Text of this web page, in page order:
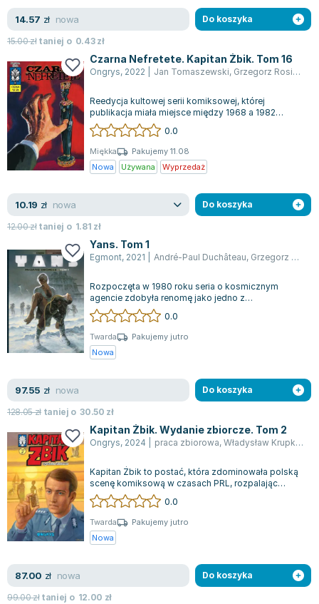
Oscar Wilde
Małgorzata Ohme
Maddie Ziegler
Leszek Czarnecki
Joanna Racewicz
Maria Seweryn
Janina Zającówna
Eric Helms
Agnieszka Maciąg
Barbara Wrzesińska
Terry Pratchett
Virginia Woolf
Lorraine Warren
Ajahn Brahm
Lucinda Riley
Jacek Walkiewicz
14.57 zł nowa
15.00złtaniej o 0.43zł
Do koszyka
Czarna Nefretete. Kapitan Żbik. Tom 16
Ongrys, 2022 Jan Tomaszewski, Grzegorz Rosiński
Reedycja kultowej serii komiksowej, której
publikacja miała miejsce między 1968 a 1982
rokiem, przywraca historie znakomitego kapi...
0.0
Miękka
Pakujemy 11.08
Nowa
Używana Wyprzedaż
10.19 zł nowa
12.00złtaniej o 1.81 zł
Do koszyka
Yans. Tom 1
Egmont, 2021 André-Paul Duchâteau, Grzegorz Rosiński
Rozpoczęta w 1980 roku seria o kosmicznym
agencie zdobyła renomę jako jedno z
najważniejszych dzieł Grzegorza Rosińskiego,
obok sł...
0.0
Twarda
Pakujemy jutro
Nowa
97.55 zł nowa
128.05zł taniej o30.50 zł
Do koszyka
Kapitan Żbik. Wydanie zbiorcze. Tom 2
Ongrys, 2024 praca zbiorowa, Władysław Krupka ,
Kapitan Żbik to postać, która zdominowała polską
scenę komiksową w czasach PRL, rozpalając
wyobraźnię młodzieży w latach 1968-1982...
0.0
Twarda
Pakujemy jutro
Nowa
87.00 zł nowa
99.00złtaniej o 12.00 zł
Do koszyka